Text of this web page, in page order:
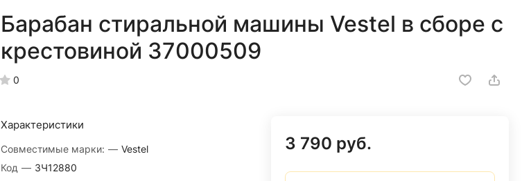
Барабан стиральной машины Vestel в сборе с
крестовиной 37000509
0
Характеристики
Совместимые марки: — Vestel
Код — ЗЧ12880
3 790 руб.